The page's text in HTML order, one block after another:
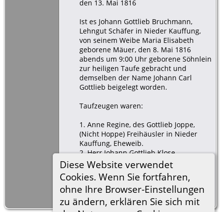
Diese Website verwendet
Cookies. Wenn Sie fortfahren,
ohne Ihre Browser-Einstellungen
zu ändern, erklären Sie sich mit
den 13. Mai 1816
Ist es Johann Gottlieb Bruchmann,
Lehngut Schäfer in Nieder Kauffung,
von seinem Weibe Maria Elisabeth
geborene Mäuer, den 8. Mai 1816
abends um 9:00 Uhr geborene Söhnlein
zur heiligen Taufe gebracht und
demselben der Name Johann Carl
Gottlieb beigelegt worden.
Taufzeugen waren:
1. Anne Regine, des Gottlieb Joppe,
(Nicht Hoppe) Freihäusler in Nieder
Kauffung, Eheweib.
2. Herr Johann Gottlieb Klose,
herrschaftlicher Revierjäger in Nieder
Kauffung Zeile 3. Meister Johann
Gottfried Pätzold, Freihäusler und
Schumacher in Nieder Kauffung
Bemerkung: Begräbnisbuch Pag 231